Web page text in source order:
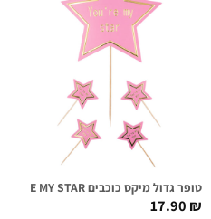
טופר גדול מיקס כוכבים YOU'RE MY STAR ורוד זהב
17.90₪